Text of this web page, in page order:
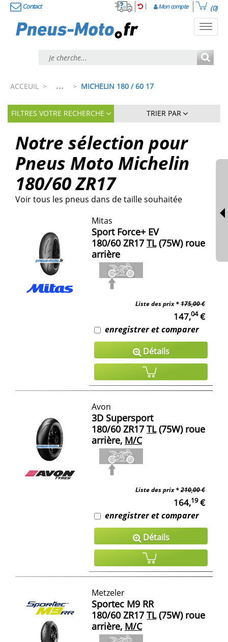
Contact Mon compte (0)
ACCEUIL > ... > MICHELIN 180 / 60 17
FILTRES VOTRE RECHERCHE TRIER PAR
Notre sélection pour
Pneus Moto Michelin
180/60 ZR17
Voir tous les pneus dans de taille souhaitée
Mitas
Sport Force+ EV
180/60 ZR17 TL(75W) roue
arrière
Liste des prix *175,00 €
147,04€
enregistrer et comparer
Détails
Avon
3D Supersport
180/60 ZR17 TL(75W) roue
arrière, M/C
Liste des prix *210,00 €
164,19€
enregistrer et comparer
Détails
Metzeler
Sportec M9 RR
180/60 ZR17 TL(75W) roue
arrière, M/C